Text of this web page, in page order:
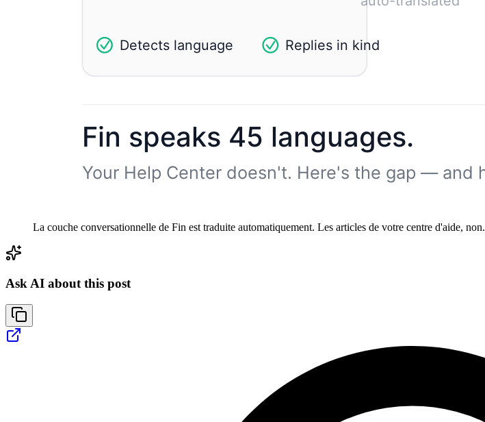
La couche conversationnelle de Fin est traduite automatiquement. Les articles de votre centre d'aide, non.
Ask AI about this post